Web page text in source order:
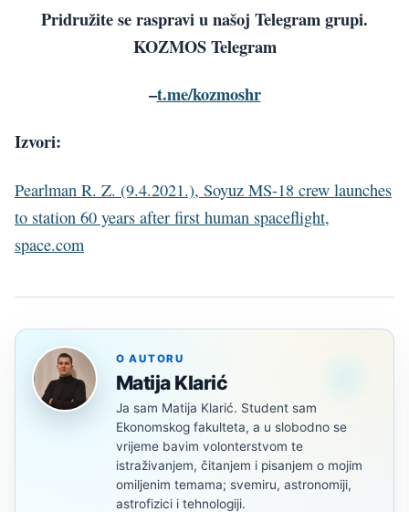
Pridružite se raspravi u našoj Telegram grupi.
KOZMOS Telegram
–t.me/kozmoshr
Izvori:
Pearlman R. Z. (9.4.2021.), Soyuz MS-18 crew launches
to station 60 years after first human spaceflight,
space.com
O AUTORU
Matija Klarić
Ja sam Matija Klarić. Student sam
Ekonomskog fakulteta, a u slobodno se
vrijeme bavim volonterstvom te
istraživanjem, čitanjem i pisanjem o mojim
omiljenim temama; svemiru, astronomiji,
astrofizici i tehnologiji.